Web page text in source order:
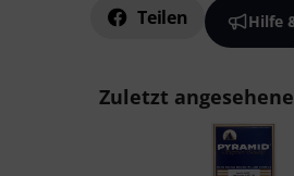
Teilen Hilfe
Zuletzt